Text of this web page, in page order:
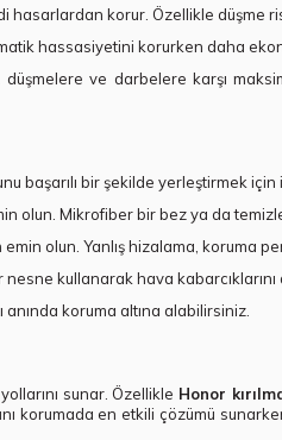
hasarlardan korur. Özellikle düşme
hassasiyetini korurken daha
ve darbelere karşı
başarılı bir şekilde yerleştirmek
Mikrofiber bir bez ya da
olun. Yanlış hizalama, koruma
kullanarak hava kabarcıklarını
koruma altına alabilirsiniz.
sunar. Özellikle Honor
korumada en etkili çözümü